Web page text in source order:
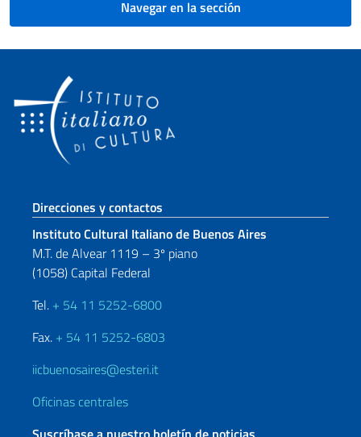
Navegar en la sección
Sezione footer
Direcciones y contactos
Instituto Cultural Italiano de Buenos Aires
M.T. de Alvear 1119 – 3º piano
(1058) Capital Federal
Tel. + 54 11 5252-6800
Fax. + 54 11 5252-6803
iicbuenosaires@esteri.it
Oficinas centrales